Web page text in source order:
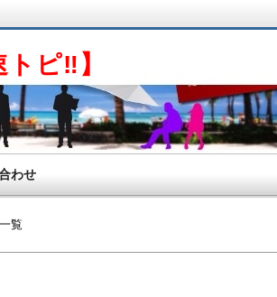
覧
ピ‼】
わせ